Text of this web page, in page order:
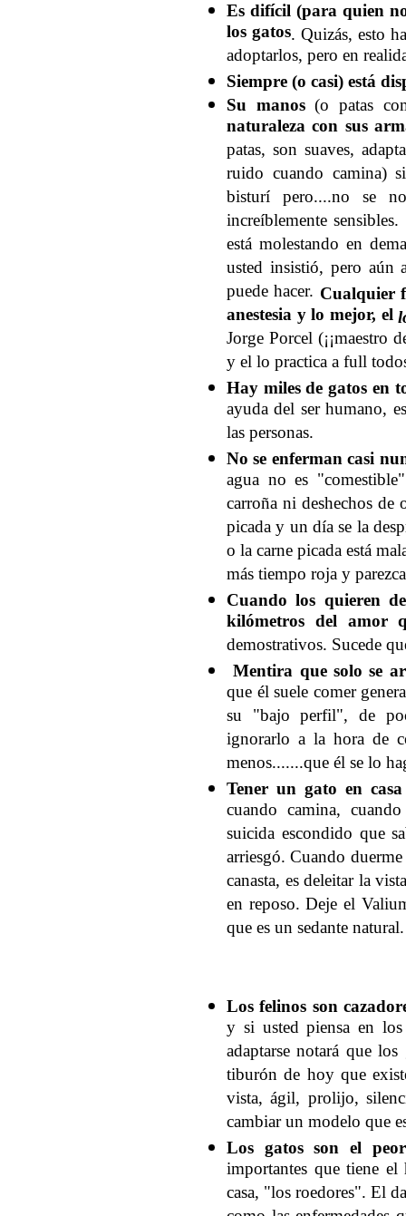
Es difícil (para quien
los gatos. Quizás, esto
adoptarlos, pero en
Siempre (o casi) está
Su manos(o patas
naturaleza con sus
patas, son suaves,
ruido cuando camina)
bisturí pero....no se
increíblemente
está molestando en
usted insistió, pero aún
puede hacer. Cualquier
anestesia y lo mejor, el
Jorge Porcel (¡¡maestro
y el lo practica a full
Hay miles de gatos en
ayuda del ser humano,
las personas.
No se enferman casi
agua no es
carroña ni deshechos de
picada y un día se la
o la carne picada está
más tiempo roja y
Cuando los quieren
kilómetros del amor
demostrativos. Sucede
Mentira que solo se
que él suele comer
su "bajo perfil", de
ignorarlo a la hora de
menos.......que él se lo
Tener un gato en
cuando camina,
suicida escondido que
arriesgó. Cuando
canasta, es deleitar la
en reposo. Deje el
que es un sedante natural.
Los felinos son
y si usted piensa en
adaptarse notará que
tiburón de hoy que
vista, ágil, prolijo,
cambiar un modelo que
Los gatos son el
importantes que tiene
casa, "los roedores". El